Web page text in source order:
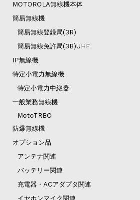
MOTOROLA無線機本体
簡易無線機
簡易無線登録局(3R)
簡易無線免許局(3B)UHF
IP無線機
特定小電力無線機
特定小電力中継器
一般業務無線機
MotoTRBO
防爆無線機
オプション品
アンテナ関連
バッテリー関連
充電器・ACアダプタ関連
イヤホンマイク関連